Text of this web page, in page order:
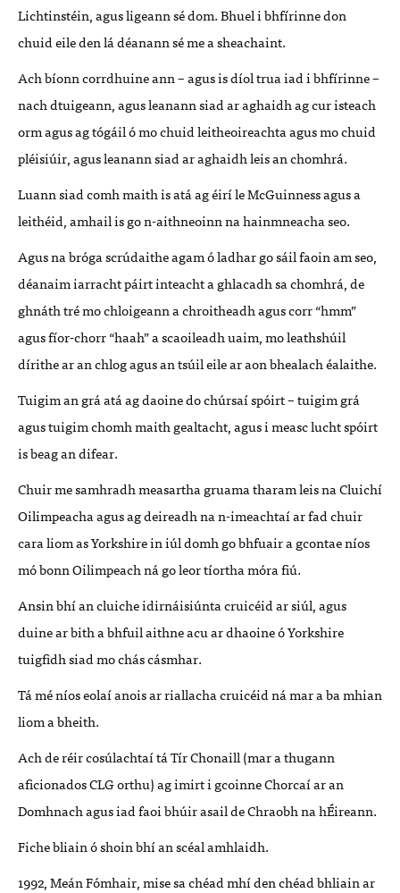
Lichtinstéin, agus ligeann sé dom. Bhuel i bhfírinne don
chuid eile den lá déanann sé me a sheachaint.
Ach bíonn corrdhuine ann – agus is díol trua iad i bhfírinne –
nach dtuigeann, agus leanann siad ar aghaidh ag cur isteach
orm agus ag tógáil ó mo chuid leitheoireachta agus mo chuid
pléisiúir, agus leanann siad ar aghaidh leis an chomhrá.
Luann siad comh maith is atá ag éirí le McGuinness agus a
leithéid, amhail is go n-aithneoinn na hainmneacha seo.
Agus na bróga scrúdaithe agam ó ladhar go sáil faoin am seo,
déanaim iarracht páirt inteacht a ghlacadh sa chomhrá, de
ghnáth tré mo chloigeann a chroitheadh agus corr “hmm”
agus fíor-chorr “haah” a scaoileadh uaim, mo leathshúil
dírithe ar an chlog agus an tsúil eile ar aon bhealach éalaithe.
Tuigim an grá atá ag daoine do chúrsaí spóirt – tuigim grá
agus tuigim chomh maith gealtacht, agus i measc lucht spóirt
is beag an difear.
Chuir me samhradh measartha gruama tharam leis na Cluichí
Oilimpeacha agus ag deireadh na n-imeachtaí ar fad chuir
cara liom as Yorkshire in iúl domh go bhfuair a gcontae níos
mó bonn Oilimpeach ná go leor tíortha móra fiú.
Ansin bhí an cluiche idirnáisiúnta cruicéid ar siúl, agus
duine ar bith a bhfuil aithne acu ar dhaoine ó Yorkshire
tuigfidh siad mo chás cásmhar.
Tá mé níos eolaí anois ar riallacha cruicéid ná mar a ba mhian
liom a bheith.
Ach de réir cosúlachtaí tá Tír Chonaill (mar a thugann
aficionadosCLGorthu) ag imirt i gcoinne Chorcaí ar an
Domhnach agus iad faoi bhúir asail de Chraobh na hÉireann.
Fiche bliain ó shoin bhí an scéal amhlaidh.
1992, Meán Fómhair, mise sa chéad mhí den chéad bhliain ar